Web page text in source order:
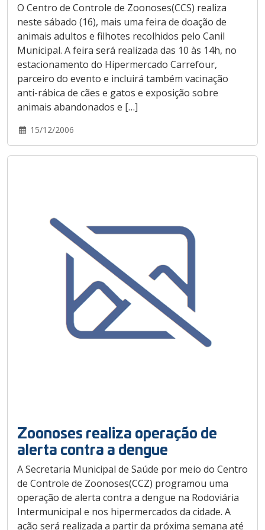
O Centro de Controle de Zoonoses(CCS) realiza
neste sábado (16), mais uma feira de doação de
animais adultos e filhotes recolhidos pelo Canil
Municipal. A feira será realizada das 10 às 14h, no
estacionamento do Hipermercado Carrefour,
parceiro do evento e incluirá também vacinação
anti-rábica de cães e gatos e exposição sobre
animais abandonados e […]
15/12/2006
Zoonoses realiza operação de
alerta contra a dengue
A Secretaria Municipal de Saúde por meio do Centro
de Controle de Zoonoses(CCZ) programou uma
operação de alerta contra a dengue na Rodoviária
Intermunicipal e nos hipermercados da cidade. A
ação será realizada a partir da próxima semana até